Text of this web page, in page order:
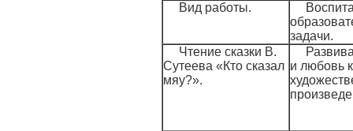
Вид работы.
задачи.
Чтение сказки В.
Сутеева «Кто сказал
мяу?».
и любовь к